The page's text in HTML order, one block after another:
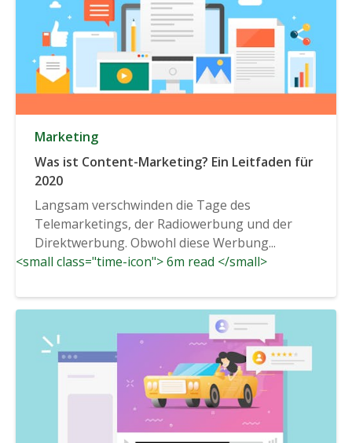
Marketing
Was ist Content-Marketing? Ein Leitfaden für
2020
Langsam verschwinden die Tage des
Telemarketings, der Radiowerbung und der
Direktwerbung. Obwohl diese Werbung...
<small class="time-icon"> 6m read </small>